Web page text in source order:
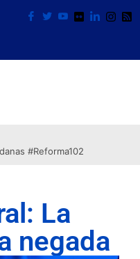
#Reforma102
La
negada